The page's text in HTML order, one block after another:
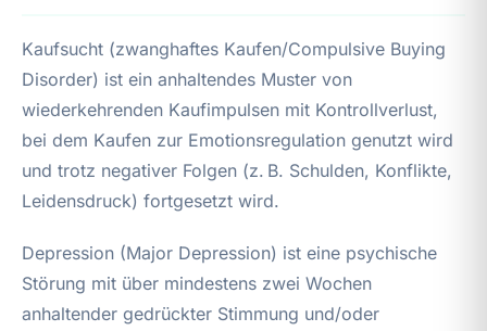
Kaufsucht (zwanghaftes Kaufen/Compulsive Buying
Disorder) ist ein anhaltendes Muster von
wiederkehrenden Kaufimpulsen mit Kontrollverlust,
bei dem Kaufen zur Emotionsregulation genutzt wird
und trotz negativer Folgen (z. B. Schulden, Konflikte,
Leidensdruck) fortgesetzt wird.
Depression (Major Depression) ist eine psychische
Störung mit über mindestens zwei Wochen
anhaltender gedrückter Stimmung und/oder